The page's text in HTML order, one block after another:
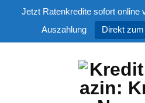
Jetzt Ratenkredite sofort online
Auszahlung
Direkt